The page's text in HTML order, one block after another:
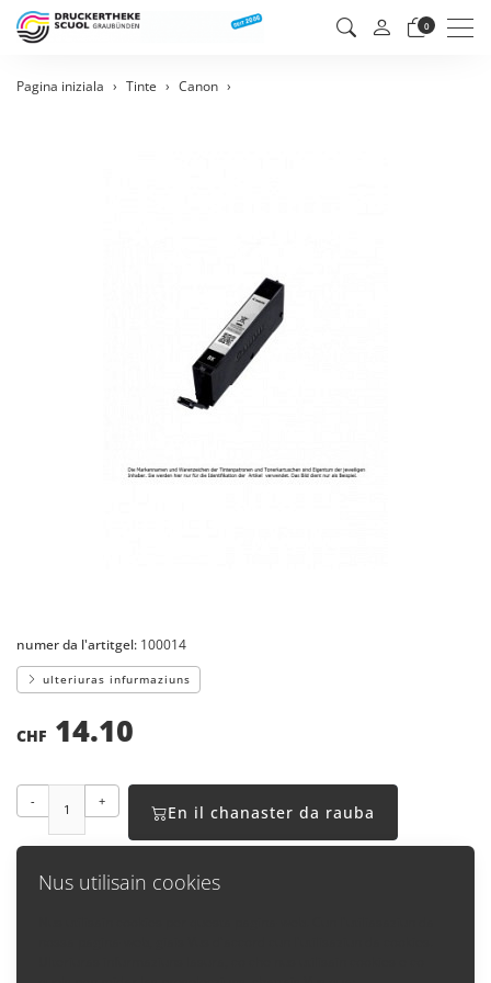
Nus utilisain cookies
0
Pagina iniziala Tinte Canon
numer da l'artitgel: 100014
ulteriuras infurmaziuns
CHF 14.10
- +
En il chanaster da rauba